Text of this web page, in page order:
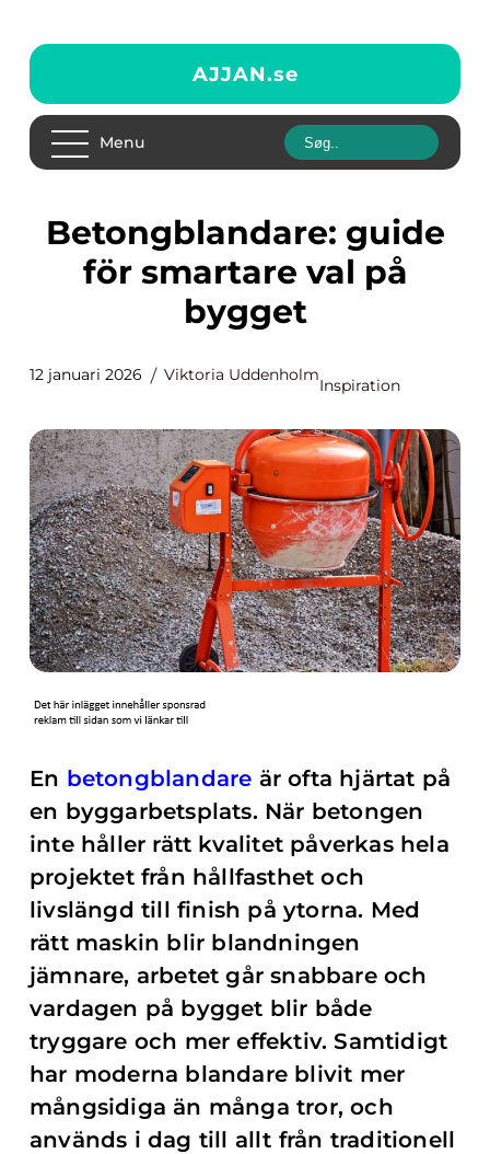
AJJAN.se
Menu
Betongblandare: guide
för smartare val på
bygget
12 januari 2026 Viktoria Uddenholm
Inspiration
En betongblandare är ofta hjärtat på
en byggarbetsplats. När betongen
inte håller rätt kvalitet påverkas hela
projektet från hållfasthet och
livslängd till finish på ytorna. Med
rätt maskin blir blandningen
jämnare, arbetet går snabbare och
vardagen på bygget blir både
tryggare och mer effektiv. Samtidigt
har moderna blandare blivit mer
mångsidiga än många tror, och
används i dag till allt från traditionell